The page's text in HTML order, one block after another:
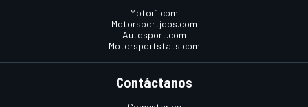
Motor1.com
Motorsportjobs.com
Autosport.com
Motorsportstats.com
Contáctanos